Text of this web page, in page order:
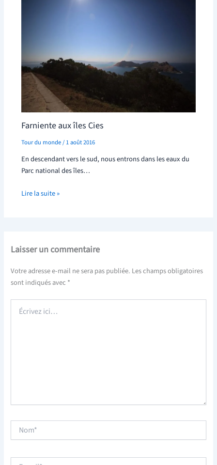
Farniente aux îles Cies
Tour du monde/1 août 2016
En descendant vers le sud, nous entrons dans les eaux du
Parc national des îles…
Lire la suite »
Laisser un commentaire
Votre adresse e-mail ne sera pas publiée. Les champs obligatoires
sont indiqués avec *
ici…